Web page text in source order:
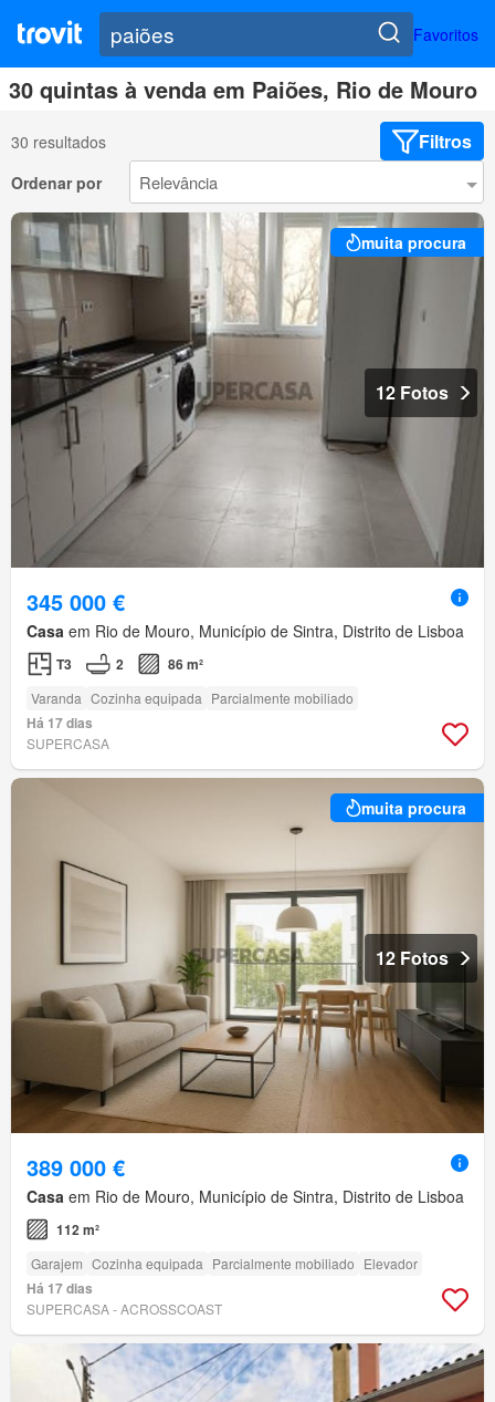
Favoritos
30 quintas à venda em Paiões, Rio de Mouro
30 resultados Filtros
Ordenar por
muita procura
12 Fotos
345 000 €
Casa em Rio de Mouro, Município de Sintra, Distrito de Lisboa
T3 2 86 m²
Varanda Cozinha equipada Parcialmente mobiliado
Há 17 dias
SUPERCASA
muita procura
12 Fotos
389 000 €
Casa em Rio de Mouro, Município de Sintra, Distrito de Lisboa
112 m²
Garajem Cozinha equipada Parcialmente mobiliado Elevador
Há 17 dias
SUPERCASA - ACROSSCOAST